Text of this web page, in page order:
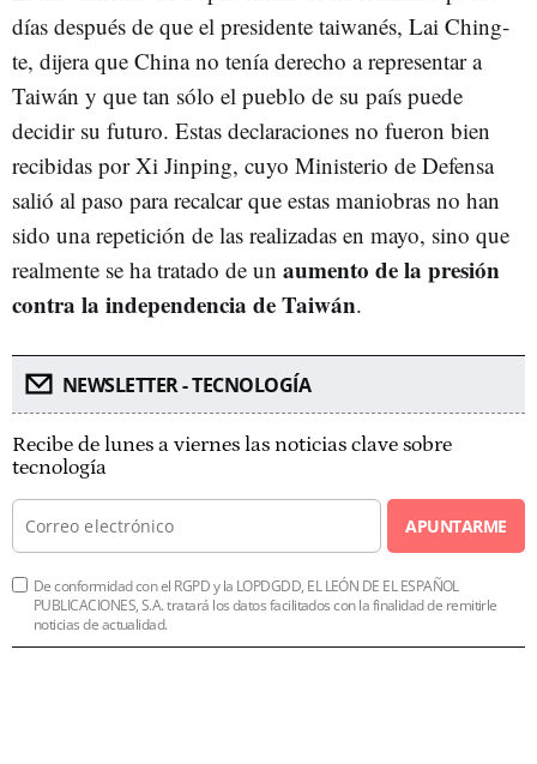
días después de que el presidente taiwanés, Lai Ching-
te, dijera que China no tenía derecho a representar a
Taiwán y que tan sólo el pueblo de su país puede
decidir su futuro. Estas declaraciones no fueron bien
recibidas por Xi Jinping, cuyo Ministerio de Defensa
salió al paso para recalcar que estas maniobras no han
sido una repetición de las realizadas en mayo, sino que
realmente se ha tratado de un aumento de la presión
contra la independencia de Taiwán.
NEWSLETTER - TECNOLOGÍA
Recibe de lunes a viernes las noticias clave sobre
tecnología
APUNTARME
De conformidad con el RGPD y la LOPDGDD, EL LEÓN DE EL ESPAÑOL
PUBLICACIONES, S.A. tratará los datos facilitados con la finalidad de remitirle
noticias de actualidad.